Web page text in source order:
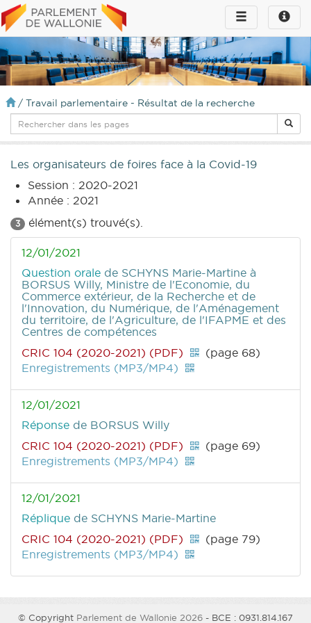
Toggle
infos
Toggle
navigation
/ Travail parlementaire - Résultat de la recherche
Les organisateurs de foires face à la Covid-19
Session : 2020-2021
Année : 2021
3 élément(s) trouvé(s).
12/01/2021
Question orale de SCHYNS Marie-Martine à
BORSUS Willy, Ministre de l'Economie, du
Commerce extérieur, de la Recherche et de
l'Innovation, du Numérique, de l'Aménagement
du territoire, de l'Agriculture, de l'IFAPME et des
Centres de compétences
CRIC 104 (2020-2021) (PDF)
(page 68)
Enregistrements (MP3/MP4)
12/01/2021
Réponse de BORSUS Willy
CRIC 104 (2020-2021) (PDF)
(page 69)
Enregistrements (MP3/MP4)
12/01/2021
Réplique de SCHYNS Marie-Martine
CRIC 104 (2020-2021) (PDF)
(page 79)
Enregistrements (MP3/MP4)
© Copyright Parlement de Wallonie 2026 - BCE : 0931.814.167